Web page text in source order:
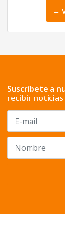
←
Suscríbete a
recibir